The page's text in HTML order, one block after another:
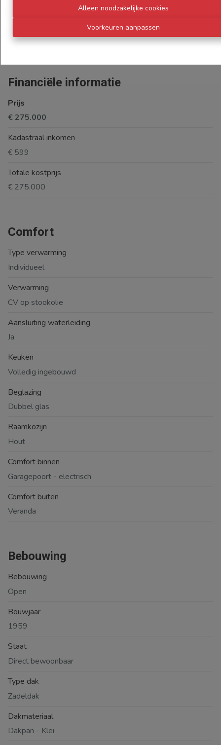
Alleen noodzakelijke cookies
Voorkeuren aanpassen
Bij akte
Financiële informatie
Prijs
€ 275.000
Kadastraal inkomen
€ 599
Totale kostprijs
€ 275.000
Comfort
Type verwarming
Individueel
Verwarming
CV op stookolie
Aansluiting waterleiding
Ja
Keuken
Volledig ingebouwd
Beglazing
Dubbel glas
Raamkozijn
Hout
Comfort binnen
Garagepoort - electrisch
Comfort buiten
Veranda
Bebouwing
Bebouwing
Open
Bouwjaar
1959
Staat
Direct bewoonbaar
Type dak
Zadeldak
Dakmateriaal
Dakpan - Klei